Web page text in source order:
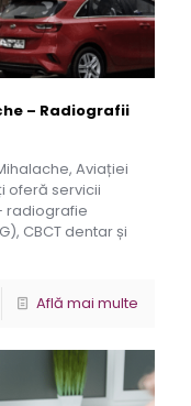
– Radiografii
Aviației
oferă servicii
radiografie
CBCT dentar și
Află mai multe